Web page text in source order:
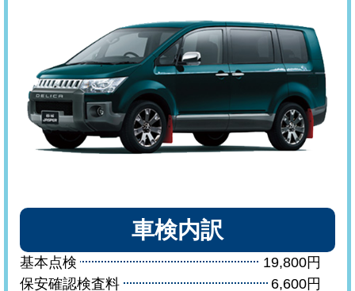
車検内訳
基本点検
19,800円
保安確認検査料
6,600円